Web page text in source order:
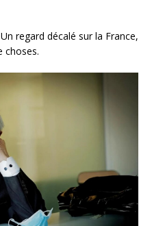
regard décalé sur la France,
choses.